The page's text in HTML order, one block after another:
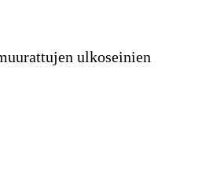
ulkoseinien